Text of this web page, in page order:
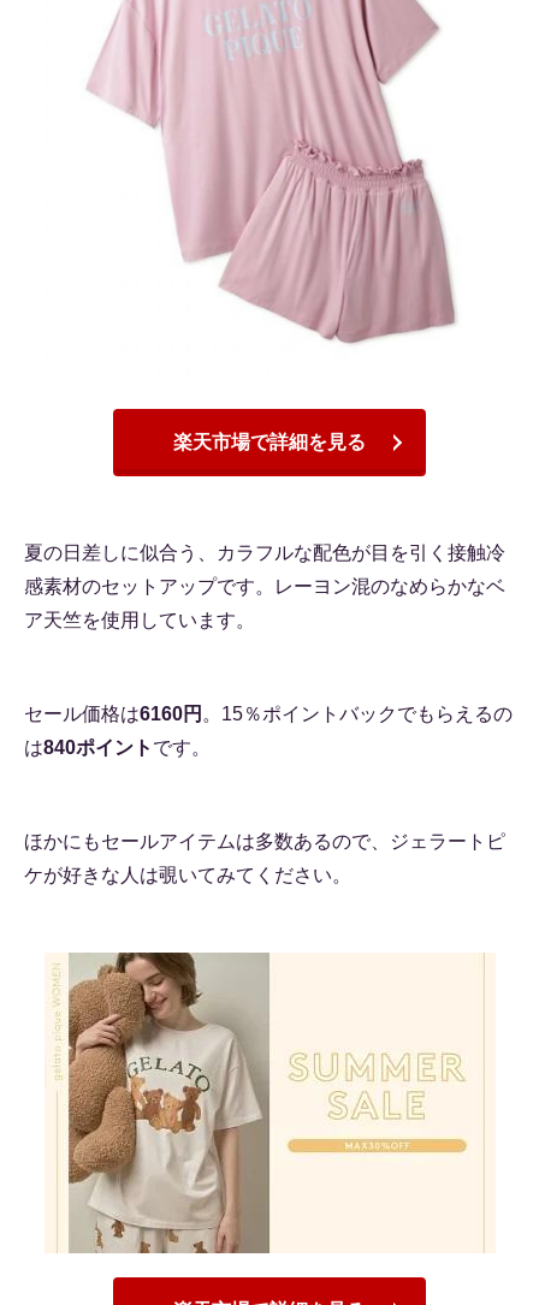
楽天市場で詳細を見る
夏の日差しに似合う、カラフルな配色が目を引く接触冷
感素材のセットアップです。レーヨン混のなめらかなベ
ア天竺を使用しています。
セール価格は6160円 。15％ポイントバックでもらえるの
は840ポイント です。
ほかにもセールアイテムは多数あるので、ジェラートピ
ケが好きな人は覗いてみてください。